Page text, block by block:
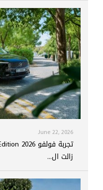
June 22, 2026
زالت ال...